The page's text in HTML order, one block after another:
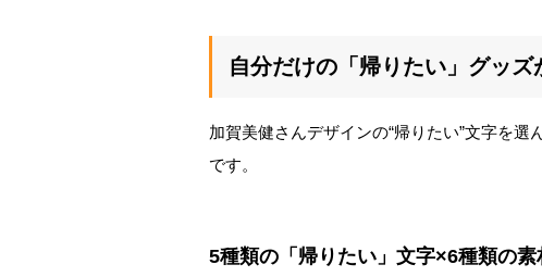
自分だけの「帰りたい」グッ
加賀美健さんデザインの“帰りたい”文字を
です。
5種類の「帰りたい」文字×6種類の素